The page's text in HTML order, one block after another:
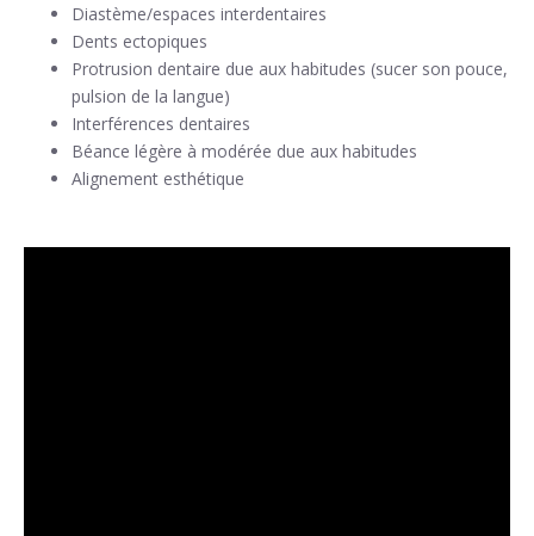
Diastème/espaces interdentaires
Dents ectopiques
Protrusion dentaire due aux habitudes (sucer son pouce,
pulsion de la langue)
Interférences dentaires
Béance légère à modérée due aux habitudes
Alignement esthétique